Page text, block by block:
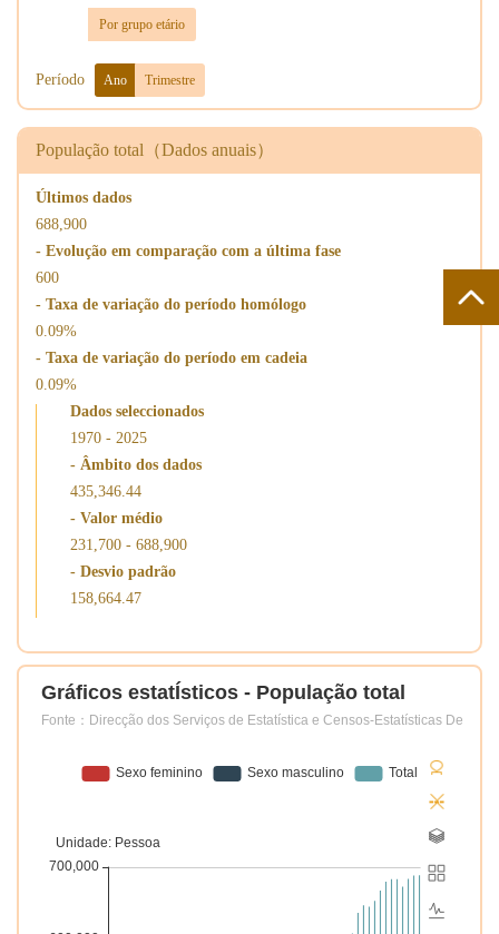
Por grupo etário
Período Ano Trimestre
População total（Dados anuais）
Últimos dados
688,900
- Evolução em comparação com a última fase
600
- Taxa de variação do período homólogo
0.09%
- Taxa de variação do período em cadeia
0.09%
Dados seleccionados
1970 - 2025
- Âmbito dos dados
435,346.44
- Valor médio
231,700 - 688,900
- Desvio padrão
158,664.47